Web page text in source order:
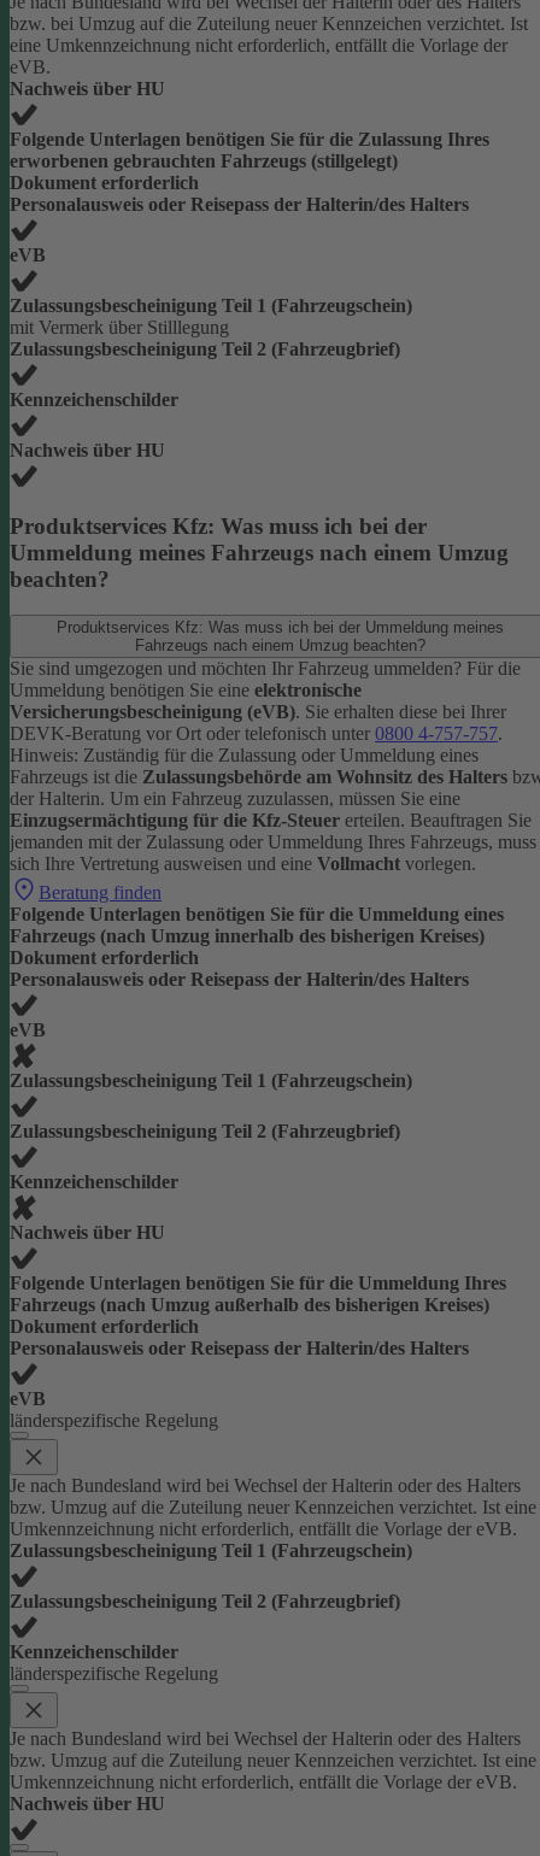
bzw. bei Umzug auf die Zuteilung neuer Kennzeichen verzichtet. Ist
eine Umkennzeichnung nicht erforderlich, entfällt die Vorlage der
eVB.
Nachweis über HU
Folgende Unterlagen benötigen Sie für die Zulassung Ihres
erworbenen gebrauchten Fahrzeugs (stillgelegt)
Dokument erforderlich
Personalausweis oder Reisepass der Halterin/des Halters
eVB
Zulassungsbescheinigung Teil 1 (Fahrzeugschein)
mit Vermerk über Stilllegung
Zulassungsbescheinigung Teil 2 (Fahrzeugbrief)
Kennzeichenschilder
Nachweis über HU
Produktservices Kfz: Was muss ich bei der
Ummeldung meines Fahrzeugs nach einem Umzug
beachten?
Produktservices Kfz: Was muss ich bei der Ummeldung meines
Fahrzeugs nach einem Umzug beachten?
Sie sind umgezogen und möchten Ihr Fahrzeug ummelden? Für die
Ummeldung benötigen Sie eine elektronische
Versicherungsbescheinigung (eVB). Sie erhalten diese bei Ihrer
DEVK-Beratung vor Ort oder telefonisch unter 0800 4-757-757.
Hinweis: Zuständig für die Zulassung oder Ummeldung eines
Fahrzeugs ist die Zulassungsbehörde am Wohnsitz des Halters
der Halterin. Um ein Fahrzeug zuzulassen, müssen Sie eine
Einzugsermächtigung für die Kfz-Steuer erteilen. Beauftragen Sie
jemanden mit der Zulassung oder Ummeldung Ihres Fahrzeugs, muss
sich Ihre Vertretung ausweisen und eine Vollmacht vorlegen.
Beratung finden
Folgende Unterlagen benötigen Sie für die Ummeldung eines
Fahrzeugs (nach Umzug innerhalb des bisherigen Kreises)
Dokument erforderlich
Personalausweis oder Reisepass der Halterin/des Halters
eVB
Zulassungsbescheinigung Teil 1 (Fahrzeugschein)
Zulassungsbescheinigung Teil 2 (Fahrzeugbrief)
Kennzeichenschilder
Nachweis über HU
Folgende Unterlagen benötigen Sie für die Ummeldung Ihres
Fahrzeugs (nach Umzug außerhalb des bisherigen Kreises)
Dokument erforderlich
Personalausweis oder Reisepass der Halterin/des Halters
eVB
länderspezifische Regelung
Je nach Bundesland wird bei Wechsel der Halterin oder des Halters
bzw. Umzug auf die Zuteilung neuer Kennzeichen verzichtet. Ist eine
Umkennzeichnung nicht erforderlich, entfällt die Vorlage der eVB.
Zulassungsbescheinigung Teil 1 (Fahrzeugschein)
Zulassungsbescheinigung Teil 2 (Fahrzeugbrief)
Kennzeichenschilder
länderspezifische Regelung
Je nach Bundesland wird bei Wechsel der Halterin oder des Halters
bzw. Umzug auf die Zuteilung neuer Kennzeichen verzichtet. Ist eine
Umkennzeichnung nicht erforderlich, entfällt die Vorlage der eVB.
Nachweis über HU